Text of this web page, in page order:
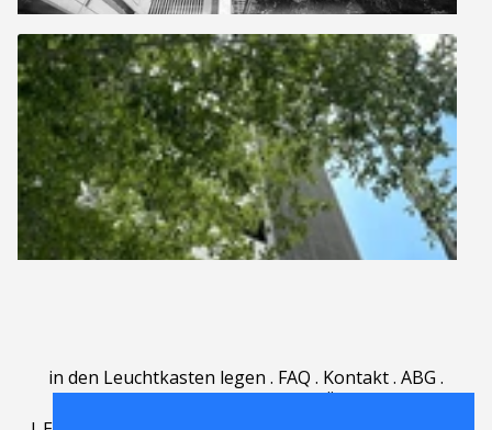
in den Leuchtkasten legen . FAQ . Kontakt. ABG .